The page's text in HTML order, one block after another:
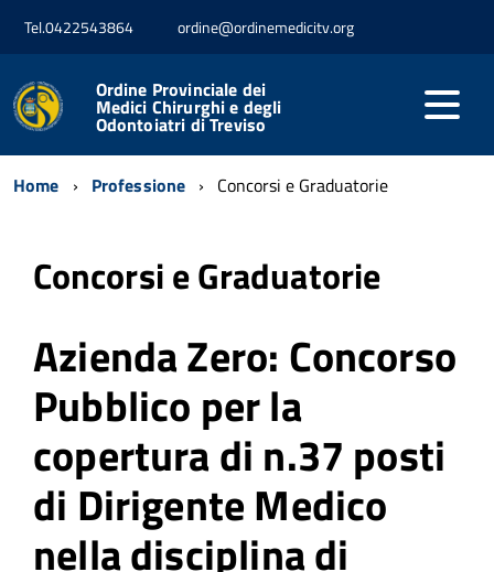
Tel.0422543864 ordine@ordinemedicitv.org
Ordine Provinciale dei
Medici Chirurghi e degli
Odontoiatri di Treviso
Home Professione Concorsi e Graduatorie
Concorsi e Graduatorie
Azienda Zero: Concorso
Pubblico per la
copertura di n.37 posti
di Dirigente Medico
nella disciplina di